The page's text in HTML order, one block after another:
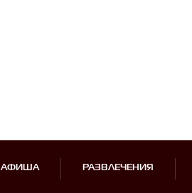
АФИША РАЗВЛЕЧЕНИЯ